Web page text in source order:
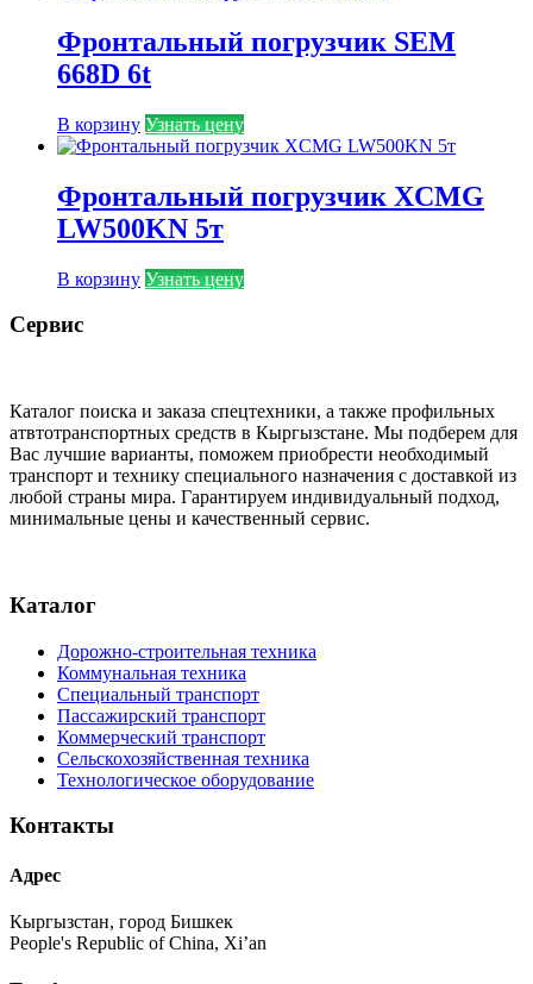
Фронтальный погрузчик SEM
668D 6t
В корзину Узнать цену
Фронтальный погрузчик XCMG
LW500KN 5т
В корзину Узнать цену
Сервис
Каталог поиска и заказа спецтехники, а также профильных
атвтотранспортных средств в Кыргызстане. Мы подберем для
Вас лучшие варианты, поможем приобрести необходимый
транспорт и технику специального назначения с доставкой из
любой страны мира. Гарантируем индивидуальный подход,
минимальные цены и качественный сервис.
Каталог
Дорожно-строительная техника
Коммунальная техника
Специальный транспорт
Пассажирский транспорт
Коммерческий транспорт
Сельскохозяйственная техника
Технологическое оборудование
Контакты
Адрес
Кыргызстан, город Бишкек
People's Republic of China, Xi’an